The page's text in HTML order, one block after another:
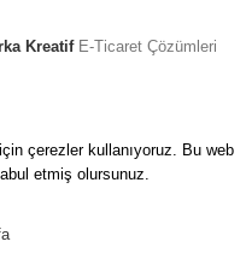
KreatifE-Ticaret Çözümleri
çerezler kullanıyoruz. Bu web
etmiş olursunuz.